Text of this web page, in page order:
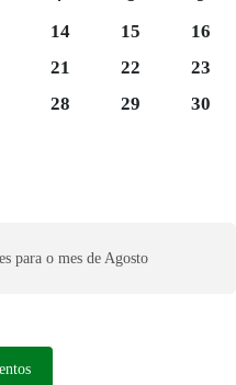
13Venres 14
14 Sábado 15
15
16
20Venres 21
21 Sábado 22
22
23
27Venres 28
28 Sábado 29
29
30
para o mes de Agosto